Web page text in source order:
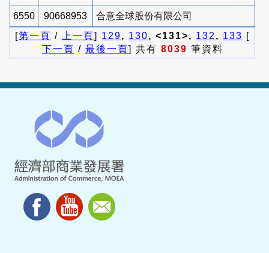
6550 90668953
合意全球股份有限公司
[第一頁 / 上一頁] 129, 130, <131>, 132 , 133 [
下一頁 / 最後一頁] 共有 8039 筆資料